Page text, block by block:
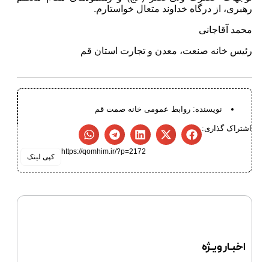
رهبری، از درگاه خداوند متعال خواستارم.
محمد آقاجانی
رئیس خانه صنعت، معدن و تجارت استان قم
نویسنده: روابط عمومی خانه صمت قم
اشتراک گذاری:
کپی لینک
https://qomhim.ir/?p=2172
اخبـار ویـژه